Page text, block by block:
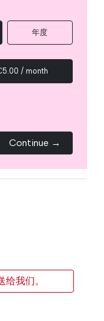
年度
/ month
Continue →
我们。